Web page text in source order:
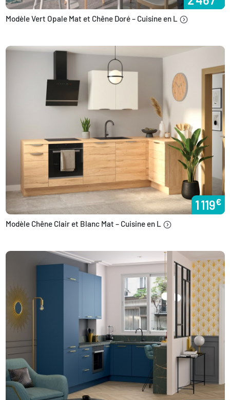
Modèle Vert Opale Mat et Chêne Doré – Cuisine en L
1 119€
Modèle Chêne Clair et Blanc Mat – Cuisine en L